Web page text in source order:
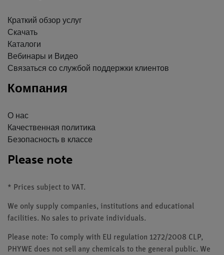
Краткий обзор услуг
Скачать
Каталоги
Вебинары и Видео
Связаться со службой поддержки клиентов
Компания
О нас
Качественная политика
Безопасность в классе
Please note
* Prices subject to VAT.
We only supply companies, institutions and educational
facilities. No sales to private individuals.
Please note: To comply with EU regulation 1272/2008 CLP,
PHYWE does not sell any chemicals to the general public. We